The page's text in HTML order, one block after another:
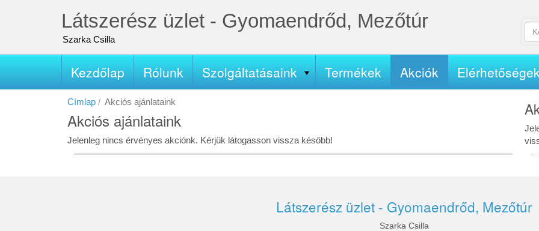
Látszerész üzlet - Gyomaendrőd, Mezőtúr
Szarka Csilla
Fő
navigáció
Kezdőlap Rólunk Szolgáltatásaink Termékek Akciók
Címlap Akciós ajánlataink
Akciós ajánlataink
Jelenleg nincs érvényes akciónk. Kérjük látogasson vissza később!
Látszerész üzlet - Gyomaendrőd, Mezőtúr
Szarka Csilla